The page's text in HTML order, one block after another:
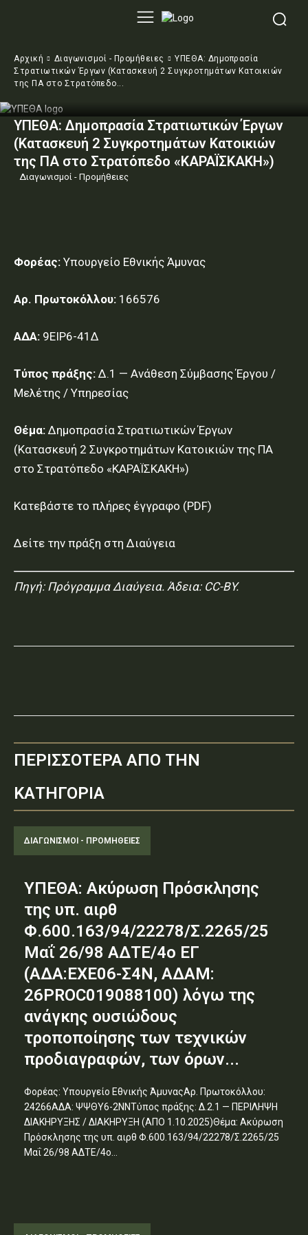
Αρχική Διαγωνισμοί - Προμήθειες
ΥΠΕΘΑ: Δημοπρασία
Στρατιωτικών Έργων (Κατασκευή 2 Συγκροτημάτων Κατοικιών
της ΠΑ στο Στρατόπεδο...
ΥΠΕΘΑ: Δημοπρασία Στρατιωτικών Έργων
(Κατασκευή 2 Συγκροτημάτων Κατοικιών
της ΠΑ στο Στρατόπεδο «ΚΑΡΑΪΣΚΑΚΗ»)
Διαγωνισμοί - Προμήθειες
Φορέας: Υπουργείο Εθνικής Άμυνας
Αρ. Πρωτοκόλλου: 166576
ΑΔΑ: 9ΕΙΡ6-41Δ
Τύπος πράξης: Δ.1 — Ανάθεση Σύμβασης Έργου /
Μελέτης / Υπηρεσίας
Θέμα: Δημοπρασία Στρατιωτικών Έργων
(Κατασκευή 2 Συγκροτημάτων Κατοικιών της ΠΑ
στο Στρατόπεδο «ΚΑΡΑΪΣΚΑΚΗ»)
Κατεβάστε το πλήρες έγγραφο (PDF)
Δείτε την πράξη στη Διαύγεια
Πηγή: Πρόγραμμα Διαύγεια. Άδεια: CC-BY.
ΠΕΡΙΣΣΟΤΕΡΑ ΑΠΟ ΤΗΝ
ΚΑΤΗΓΟΡΙΑ
ΔΙΑΓΩΝΙΣΜΟΊ - ΠΡΟΜΉΘΕΙΕΣ
ΥΠΕΘΑ: Ακύρωση Πρόσκλησης
της υπ. αιρθ
Φ.600.163/94/22278/Σ.2265/25
Μαΐ 26/98 ΑΔΤΕ/4ο ΕΓ
(ΑΔΑ:ΕΧΕ06-Σ4Ν, ΑΔΑΜ:
26PROC019088100) λόγω της
ανάγκης ουσιώδους
τροποποίησης των τεχνικών
προδιαγραφών, των όρων...
Φορέας: Υπουργείο Εθνικής ΆμυναςΑρ. Πρωτοκόλλου:
24266ΑΔΑ: ΨΨΘΥ6-2ΝΝΤύπος πράξης: Δ.2.1 — ΠΕΡΙΛΗΨΗ
ΔΙΑΚΗΡΥΞΗΣ / ΔΙΑΚΗΡΥΞΗ (ΑΠΟ 1.10.2025)Θέμα: Ακύρωση
Πρόσκλησης της υπ. αιρθ Φ.600.163/94/22278/Σ.2265/25
Μαΐ 26/98 ΑΔΤΕ/4ο...